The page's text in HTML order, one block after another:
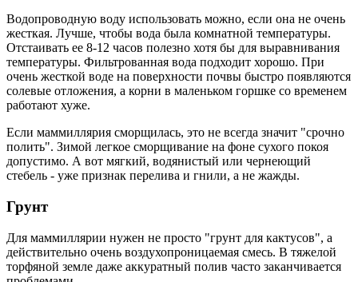
Водопроводную воду использовать можно, если она не очень
жесткая. Лучше, чтобы вода была комнатной температуры.
Отстаивать ее 8-12 часов полезно хотя бы для выравнивания
температуры. Фильтрованная вода подходит хорошо. При
очень жесткой воде на поверхности почвы быстро появляются
солевые отложения, а корни в маленьком горшке со временем
работают хуже.
Если маммиллярия сморщилась, это не всегда значит "срочно
полить". Зимой легкое сморщивание на фоне сухого покоя
допустимо. А вот мягкий, водянистый или чернеющий
стебель - уже признак перелива и гнили, а не жажды.
Грунт
Для маммиллярии нужен не просто "грунт для кактусов", а
действительно очень воздухопроницаемая смесь. В тяжелой
торфяной земле даже аккуратный полив часто заканчивается